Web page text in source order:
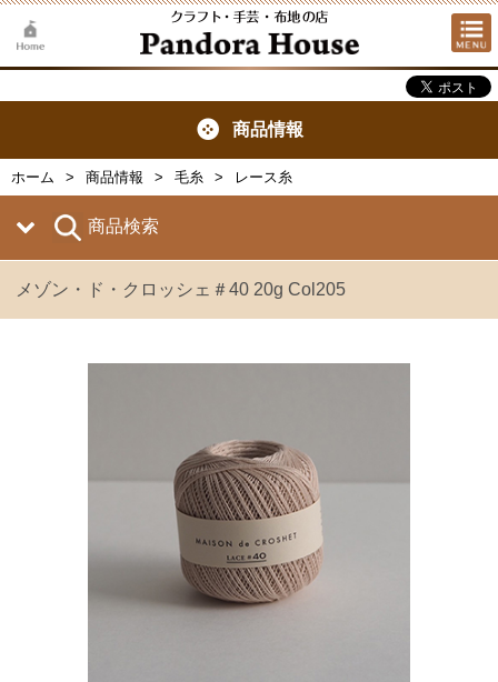
商品情報
ホーム 商品情報 毛糸 レース糸
商品検索
メゾン・ド・クロッシェ＃40 20g Col205